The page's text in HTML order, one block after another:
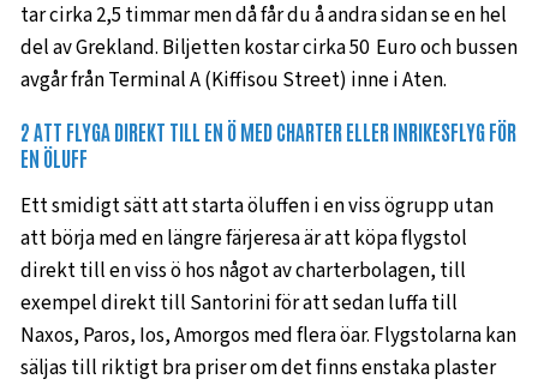
tar cirka 2,5 timmar men då får du å andra sidan se en hel
del av Grekland. Biljetten kostar cirka 50 Euro och bussen
avgår från Terminal A (Kiffisou Street) inne i Aten.
2 ATT FLYGA DIREKT TILL EN Ö MED CHARTER ELLER INRIKESFLYG FÖR
EN ÖLUFF
Ett smidigt sätt att starta öluffen i en viss ögrupp utan
att börja med en längre färjeresa är att köpa flygstol
direkt till en viss ö hos något av charterbolagen, till
exempel direkt till Santorini för att sedan luffa till
Naxos, Paros, Ios, Amorgos med flera öar. Flygstolarna kan
säljas till riktigt bra priser om det finns enstaka plaster